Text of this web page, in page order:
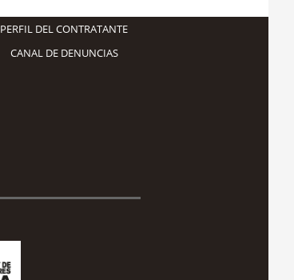
PERFIL DEL CONTRATANTE
CANAL DE DENUNCIAS